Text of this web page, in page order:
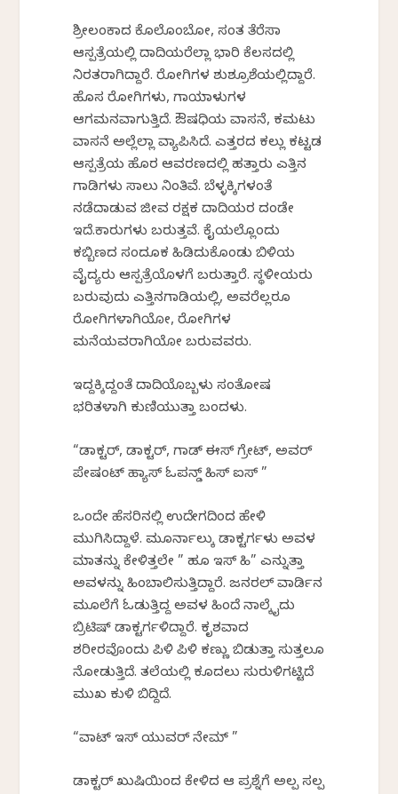
ಶ್ರೀಲಂಕಾದ ಕೊಲೊಂಬೋ, ಸಂತ ತೆರೆಸಾ
ಆಸ್ಪತ್ರೆಯಲ್ಲಿ ದಾದಿಯರೆಲ್ಲಾ ಭಾರಿ ಕೆಲಸದಲ್ಲಿ
ನಿರತರಾಗಿದ್ದಾರೆ. ರೋಗಿಗಳ ಶುಶ್ರೂಶೆಯಲ್ಲಿದ್ದಾರೆ.
ಹೊಸ ರೋಗಿಗಳು, ಗಾಯಾಳುಗಳ
ಆಗಮನವಾಗುತ್ತಿದೆ. ಔಷಧಿಯ ವಾಸನೆ, ಕಮಟು
ವಾಸನೆ ಅಲ್ಲೆಲ್ಲಾ ವ್ಯಾಪಿಸಿದೆ. ಎತ್ತರದ ಕಲ್ಲು ಕಟ್ಟಡ
ಆಸ್ಪತ್ರೆಯ ಹೊರ ಆವರಣದಲ್ಲಿ ಹತ್ತಾರು ಎತ್ತಿನ
ಗಾಡಿಗಳು ಸಾಲು ನಿಂತಿವೆ. ಬೆಳ್ಳಕ್ಕಿಗಳಂತೆ
ನಡೆದಾಡುವ ಜೀವ ರಕ್ಷಕ ದಾದಿಯರ ದಂಡೇ
ಇದೆ.ಕಾರುಗಳು ಬರುತ್ತವೆ‌. ಕೈಯಲ್ಲೊಂದು
ಕಬ್ಬಿಣದ ಸಂದೂಕ ಹಿಡಿದುಕೊಂಡು ಬಿಳಿಯ
ವೈದ್ಯರು ಆಸ್ಪತ್ರೆಯೊಳಗೆ ಬರುತ್ತಾರೆ. ಸ್ಥಳೀಯರು
ಬರುವುದು ಎತ್ತಿನಗಾಡಿಯಲ್ಲಿ, ಅವರೆಲ್ಲರೂ
ರೋಗಿಗಳಾಗಿಯೋ, ರೋಗಿಗಳ
ಮನೆಯವರಾಗಿಯೋ ಬರುವವರು.
ಇದ್ದಕ್ಕಿದ್ದಂತೆ ದಾದಿಯೊಬ್ಬಳು ಸಂತೋಷ
ಭರಿತಳಾಗಿ ಕುಣಿಯುತ್ತಾ ಬಂದಳು.
“ಡಾಕ್ಟರ್, ಡಾಕ್ಟರ್, ಗಾಡ್ ಈಸ್ ಗ್ರೇಟ್, ಅವರ್
ಪೇಷಂಟ್ ಹ್ಯಾಸ್ ಓಪನ್ಡ್ ಹಿಸ್ ಐಸ್ ”
ಒಂದೇ ಹೆಸರಿನಲ್ಲಿ ಉದ್ವೇಗದಿಂದ ಹೇಳಿ
ಮುಗಿಸಿದ್ದಾಳೆ. ಮೂರ್ನಾಲ್ಕು ಡಾಕ್ಟರ್ಗಳು ಅವಳ
ಮಾತನ್ನು‌ ಕೇಳಿತ್ತಲೇ ” ಹೂ ಇಸ್ ಹಿ” ಎನ್ನುತ್ತಾ
ಅವಳನ್ನು ಹಿಂಬಾಲಿಸುತ್ತಿದ್ದಾರೆ. ಜನರಲ್ ವಾರ್ಡಿನ
ಮೂಲೆಗೆ ಓಡುತ್ತಿದ್ದ ಅವಳ ಹಿಂದೆ ನಾಲ್ಕೈದು
ಬ್ರಿಟಿಷ್ ಡಾಕ್ಟರ್ಗಳಿದ್ದಾರೆ. ಕೃಶವಾದ
ಶರೀರವೊಂದು ಪಿಳಿ ಪಿಳಿ ಕಣ್ಣು ಬಿಡುತ್ತಾ ಸುತ್ತಲೂ
ನೋಡುತ್ತಿದೆ. ತಲೆಯಲ್ಲಿ ಕೂದಲು ಸುರುಳಿಗಟ್ಟಿದೆ
ಮುಖ ಕುಳಿ ಬಿದ್ದಿದೆ.
“ವಾಟ್ ಇಸ್ ಯುವರ್ ನೇಮ್ ”
ಡಾಕ್ಟರ್ ಖುಷಿಯಿಂದ ಕೇಳಿದ ಆ ಪ್ರಶ್ನೆಗೆ ಅಲ್ಪ ಸ್ವಲ್ಪ